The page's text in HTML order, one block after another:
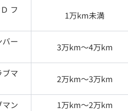
フ
1万km未満
ー
3万km〜4万km
マ
2万km〜3万km
ン 1万km〜2万km